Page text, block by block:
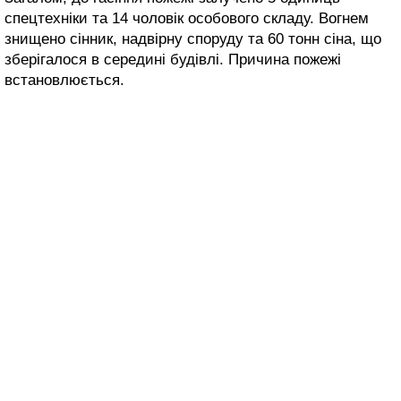
спецтехніки та 14 чоловік особового складу. Вогнем
знищено сінник, надвірну споруду та 60 тонн сіна, що
зберігалося в середині будівлі. Причина пожежі
встановлюється.